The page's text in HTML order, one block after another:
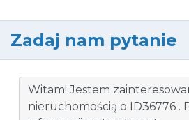
Zadaj nam pytanie